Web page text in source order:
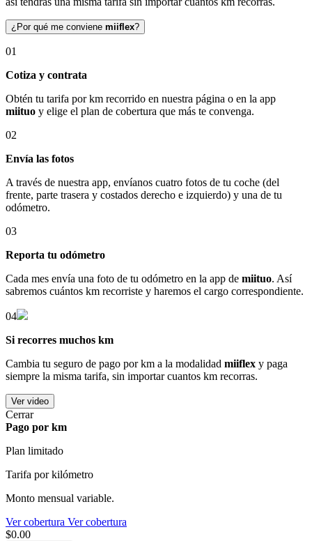
¿Por qué me conviene miiflex?
01
Cotiza y contrata
Obtén tu tarifa por km recorrido en nuestra página o en la app
miituo y elige el plan de cobertura que más te convenga.
02
Envía las fotos
A través de nuestra app, envíanos cuatro fotos de tu coche (del
frente, parte trasera y costados derecho e izquierdo) y una de tu
odómetro.
03
Reporta tu odómetro
Cada mes envía una foto de tu odómetro en la app de miituo. Así
sabremos cuántos km recorriste y haremos el cargo correspondiente.
04
Si recorres muchos km
Cambia tu seguro de pago por km a la modalidad miiflex y paga
siempre la misma tarifa, sin importar cuantos km recorras.
Ver video
Cerrar
Pago por km
Plan limitado
Tarifa por kilómetro
Monto mensual variable.
Ver cobertura Ver cobertura
$0.00